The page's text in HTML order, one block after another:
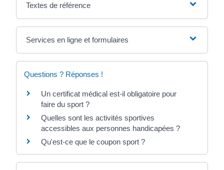
Textes de référence
Services en ligne et formulaires
Questions ? Réponses !
Un certificat médical est-il obligatoire pour
faire du sport ?
Quelles sont les activités sportives
accessibles aux personnes handicapées ?
Qu'est-ce que le coupon sport ?